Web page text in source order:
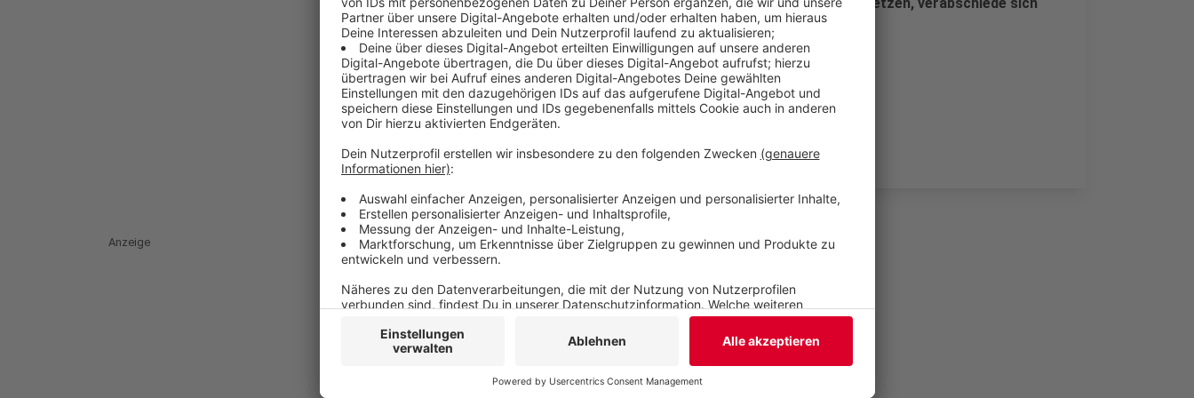
die Partei aus dem demokratischen Diskurs in Wuppertal.
Veröffentlicht: Mittwoch, 06.11.2024 13:04
Anzeige
Anzeige